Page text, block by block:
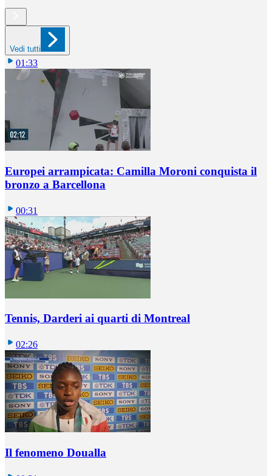
Vedi tutti
01:33
Europei arrampicata: Camilla Moroni conquista il
bronzo a Barcellona
00:31
Tennis, Darderi ai quarti di Montreal
02:26
Il fenomeno Doualla